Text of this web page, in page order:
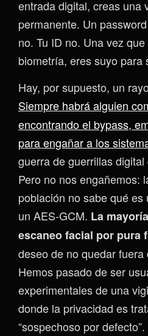
entrada digital, creas una
permanente. Un
no. Tu ID no. Una vez
biometría, eres suyo para
Hay, por supuesto, un
Siempre habrá alguien
encontrando el bypass,
para engañar a los
guerra de guerrillas
Pero no nos engañemos:
población no sabe qué
un AES-GCM. La
escaneo facial por pura
deseo de no quedar
Hemos pasado de ser
experimentales de una
donde la privacidad es
“sospechoso por